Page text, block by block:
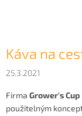
Káva na
25.3.2021
Firma Grower's Cup
použitelným